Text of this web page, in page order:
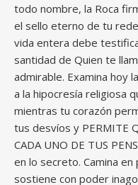
todo nombre, la Roca
el sello eterno de tu
vida entera debe
santidad de Quien te
admirable. Examina hoy
a la hipocresía religiosa
mientras tu corazón
tus desvíos y PERMITE
CADA UNO DE TUS
en lo secreto. Camina
sostiene con poder